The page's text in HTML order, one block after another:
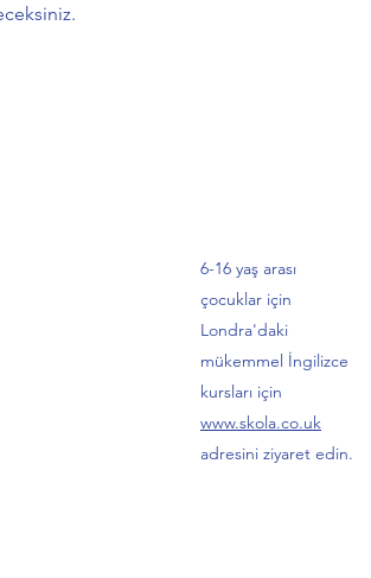
6-16 yaş arası
çocuklar için
Londra'daki
mükemmel İngilizce
kursları için
www.skola.co.uk
adresini ziyaret edin.